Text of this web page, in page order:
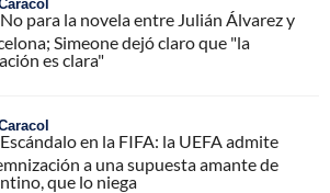
No para la novela entre Julián Álvarez y
Simeone dejó claro que "la
es clara"
Escándalo en la FIFA: la UEFA admite
a una supuesta amante de
que lo niega